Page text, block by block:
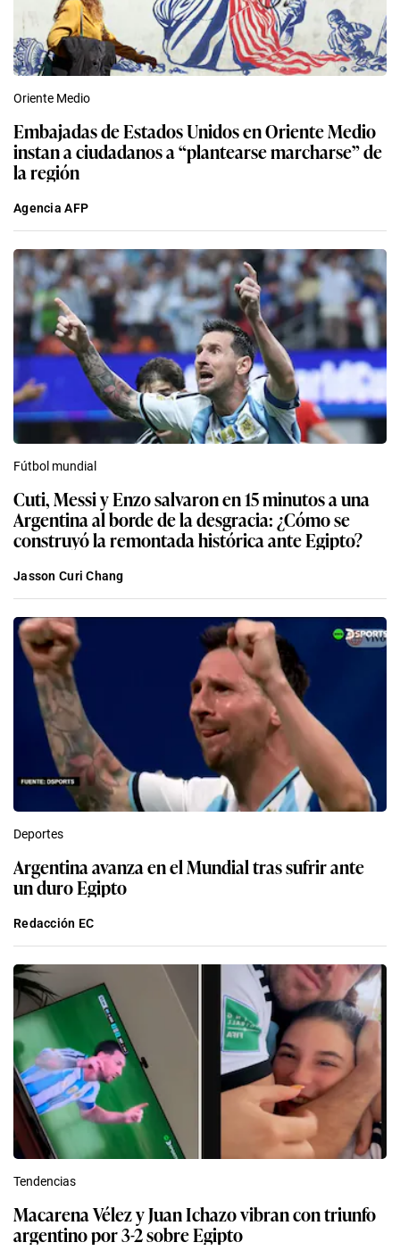
Oriente Medio
Embajadas de Estados Unidos en Oriente Medio
instan a ciudadanos a “plantearse marcharse” de
la región
Agencia AFP
Fútbol mundial
Cuti, Messi y Enzo salvaron en 15 minutos a una
Argentina al borde de la desgracia: ¿Cómo se
construyó la remontada histórica ante Egipto?
Jasson Curi Chang
Deportes
Argentina avanza en el Mundial tras sufrir ante
un duro Egipto
Redacción EC
Tendencias
Macarena Vélez y Juan Ichazo vibran con triunfo
argentino por 3-2 sobre Egipto